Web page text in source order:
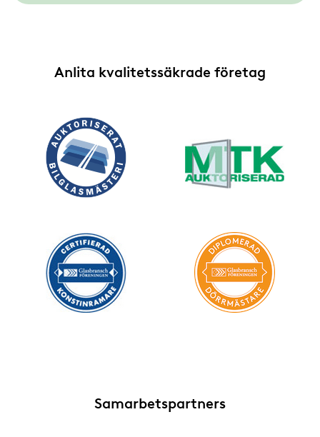
Anlita kvalitetssäkrade företag
Samarbetspartners